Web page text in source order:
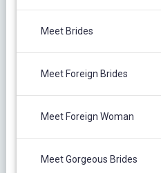
Meet Brides
Meet Foreign Brides
Meet Foreign Woman
Meet Gorgeous Brides